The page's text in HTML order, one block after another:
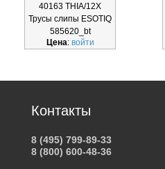
40163 THIA/12X
Трусы слипы ESOTIQ
585620_bt
Цена: войти
Контакты
8 (495) 799-89-33
8 (800) 600-48-36